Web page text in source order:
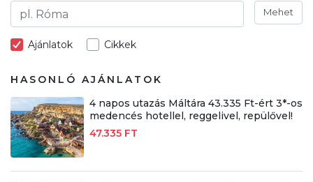
Mehet
Ajánlatok Cikkek
HASONLÓ AJÁNLATOK
4 napos utazás Máltára 43.335 Ft-ért 3*-os
medencés hotellel, reggelivel, repülővel!
47.335 FT